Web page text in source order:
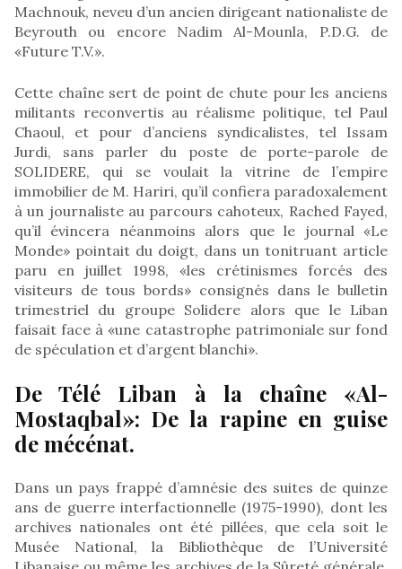
Machnouk, neveu d’un ancien dirigeant nationaliste de
Beyrouth ou encore Nadim Al-Mounla, P.D.G. de
«Future T.V.».
Cette chaîne sert de point de chute pour les anciens
militants reconvertis au réalisme politique, tel Paul
Chaoul, et pour d’anciens syndicalistes, tel Issam
Jurdi, sans parler du poste de porte-parole de
SOLIDERE, qui se voulait la vitrine de l’empire
immobilier de M. Hariri, qu’il confiera paradoxalement
à un journaliste au parcours cahoteux, Rached Fayed,
qu’il évincera néanmoins alors que le journal «Le
Monde» pointait du doigt, dans un tonitruant article
paru en juillet 1998, «les crétinismes forcés des
visiteurs de tous bords» consignés dans le bulletin
trimestriel du groupe Solidere alors que le Liban
faisait face à «une catastrophe patrimoniale sur fond
de spéculation et d’argent blanchi».
De Télé Liban à la chaîne «Al-
Mostaqbal»: De la rapine en guise
de mécénat.
Dans un pays frappé d’amnésie des suites de quinze
ans de guerre interfactionnelle (1975-1990), dont les
archives nationales ont été pillées, que cela soit le
Musée National, la Bibliothèque de l’Université